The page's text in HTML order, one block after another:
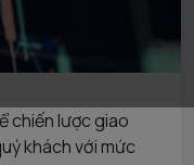
chiến lược giao
khách với mức